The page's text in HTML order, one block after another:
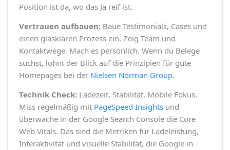
Position ist da, wo das Ja reif ist.
Vertrauen aufbauen:Baue Testimonials, Cases und
einen glasklaren Prozess ein. Zeig Team und
Kontaktwege. Mach es persönlich. Wenn du Belege
suchst, lohnt der Blick auf die Prinzipien für gute
Homepages bei der Nielsen Norman Group.
Technik Check:Ladezeit, Stabilität, Mobile Fokus.
Miss regelmäßig mit PageSpeed Insightsund
überwache in der Google Search Console die Core
Web Vitals. Das sind die Metriken für Ladeleistung,
Interaktivität und visuelle Stabilität, die Google in